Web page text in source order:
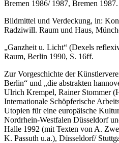
Bremen 1986/ 1987, Bremen 1987.
Bildmittel und Verdeckung, in:
Radziwill. Raum und Haus,
„Ganzheit u. Licht“ (Dexels
Raum, Berlin 1990, S. 16ff.
Zur Vorgeschichte der
Berlin“ und „die abstrakten
Ulrich Krempel, Rainer Stommer
Internationale Schöpferische
Utopien für eine europäische
Nordrhein-Westfalen Düsseldorf
Halle 1992 (mit Texten von A.
K. Passuth u.a.), Düsseldorf/